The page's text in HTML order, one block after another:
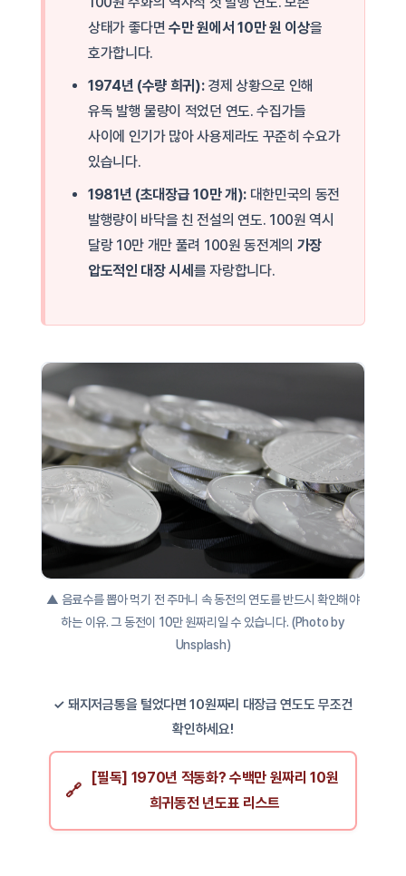
상태가 좋다면수만 원에서 10만 원 이상을
호가합니다.
1974년 (수량 희귀):경제 상황으로 인해
유독 발행 물량이 적었던 연도. 수집가들
사이에 인기가 많아 사용제라도 꾸준히 수요가
있습니다.
1981년 (초대장급 10만 개):대한민국의 동전
발행량이 바닥을 친 전설의 연도. 100원 역시
달랑 10만 개만 풀려 100원 동전계의 가장
압도적인 대장 시세 를 자랑합니다.
▲ 음료수를 뽑아 먹기 전 주머니 속 동전의 연도를 반드시 확인해야
하는 이유. 그 동전이 10만 원짜리일 수 있습니다. (Photo by
Unsplash)
✓ 돼지저금통을 털었다면 10원짜리 대장급 연도도 무조건
확인하세요!
[필독] 1970년 적동화? 수백만 원짜리 10원
희귀동전 년도표 리스트